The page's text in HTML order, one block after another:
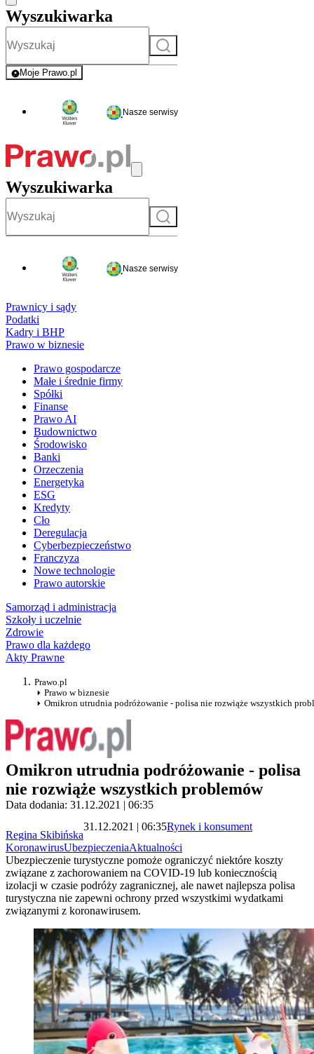
Wyszukiwarka
Szukaj
Moje Prawo.pl
- rejestracja i logowanie do serwisu
Nasze serwisy
Wyszukiwarka
Szukaj
Nasze serwisy
Prawnicy i sądy
Podatki
Kadry i BHP
Prawo w biznesie
Prawo gospodarcze
Małe i średnie firmy
Spółki
Finanse
Prawo AI
Budownictwo
Środowisko
Banki
Orzeczenia
Energetyka
ESG
Kredyty
Cło
Deregulacja
Cyberbezpieczeństwo
Franczyza
Nowe technologie
Prawo autorskie
Samorząd i administracja
Szkoły i uczelnie
Zdrowie
Prawo dla każdego
Akty Prawne
Prawo.pl
Prawo w biznesie
Omikron utrudnia podróżowanie - polisa nie rozwiąże wszystkich
Omikron utrudnia podróżowanie - polisa
nie rozwiąże wszystkich problemów
Data dodania: 31.12.2021 | 06:35
Regina Skibińska
31.12.2021 | 06:35Rynek i konsument
KoronawirusUbezpieczeniaAktualności
Ubezpieczenie turystyczne pomoże ograniczyć niektóre koszty
związane z zachorowaniem na COVID-19 lub koniecznością
izolacji w czasie podróży zagranicznej, ale nawet najlepsza polisa
turystyczna nie zapewni ochrony przed wszystkimi wydatkami
związanymi z koronawirusem.